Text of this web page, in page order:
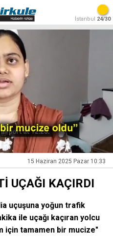
İstanbul 24/30
15 Haziran 2025 Pazar 10:33
UÇAĞI KAÇIRDI
uçuşuna yoğun trafik
ile uçağı kaçıran yolcu
için tamamen bir mucize"